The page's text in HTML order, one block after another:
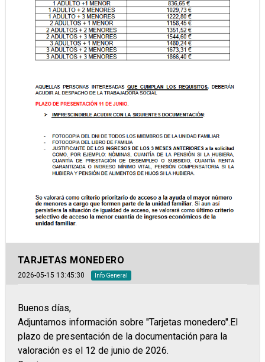
TARJETAS MONEDERO
2026-05-15 13:45:30 Info General
Buenos días,
Adjuntamos información sobre "Tarjetas monedero".El
plazo de presentación de la documentación para la
valoración es el 12 de junio de 2026.